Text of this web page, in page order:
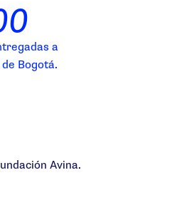
a
Bogotá.
Avina.